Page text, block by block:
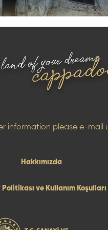
of your dreams
information please e-mail
Hakkımızda
ve Kullanım Koşulları